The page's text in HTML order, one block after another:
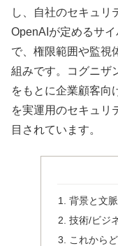
し、自社のセキュリ
OpenAIが定めるサ
で、権限範囲や監視
組みです。コグニザ
をもとに企業顧客向
を実運用のセキュリ
目されています。
背景と文脈
技術/ビジ
これから